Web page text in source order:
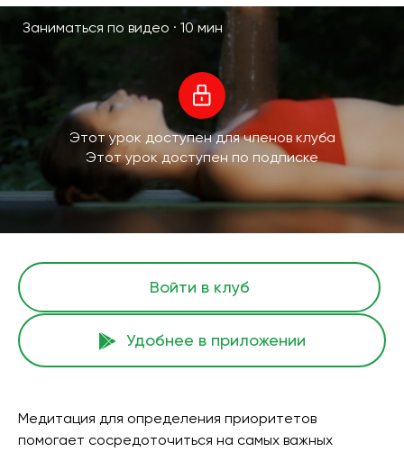
Заниматься по видео · 10 мин
Этот урок доступен для членов клуба
Этот урок доступен по подписке
Войти в клуб
Удобнее в приложении
Медитация для определения приоритетов
помогает сосредоточиться на самых важных